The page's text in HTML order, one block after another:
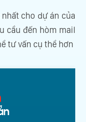
cho dự án của
cầu đến hòm mail
tư vấn cụ thể hơn